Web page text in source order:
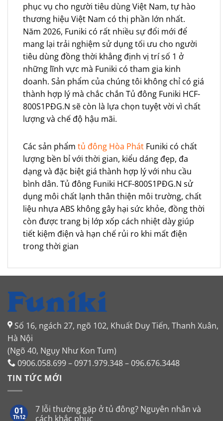
phục vụ cho người tiêu dùng Việt Nam, tự hào
thương hiệu Việt Nam có thị phần lớn nhất.
Năm 2026, Funiki có rất nhiều sự đổi mới để
mang lại trải nghiệm sử dụng tối ưu cho người
tiêu dùng đồng thời khẳng định vị trí số 1 ở
những lĩnh vực mà Funiki có tham gia kinh
doanh. Sản phẩm của chúng tôi không chỉ có giá
thành hợp lý mà chắc chắn Tủ đông Funiki HCF-
800S1PĐG.N sẽ còn là lựa chọn tuyệt vời vì chất
lượng và chế độ hậu mãi.
Các sản phẩm tủ đông Hòa Phát Funiki có chất
lượng bền bỉ với thời gian, kiểu dáng đẹp, đa
dạng và đặc biệt giá thành hợp lý với nhu cầu
bình dân. Tủ đông Funiki HCF-800S1PĐG.N sử
dụng môi chất lạnh thân thiện môi trường, chất
liệu nhựa ABS không gây hại sức khỏe, đồng thời
còn được trang bị lớp xốp cách nhiệt dày giúp
tiết kiệm điện và hạn chế rủi ro khi mất điện
trong thời gian
Số 16, ngách 27, ngõ 102, Khuất Duy Tiến, Thanh Xuân,
Hà Nội
(Ngõ 40, Ngụy Như Kon Tum)
0906.058.699 – 0971.979.348 – 096.676.3448
TIN TỨC MỚI
01
Th12
7 lỗi thường gặp ở tủ đông? Nguyên nhân và
cách khắc phục